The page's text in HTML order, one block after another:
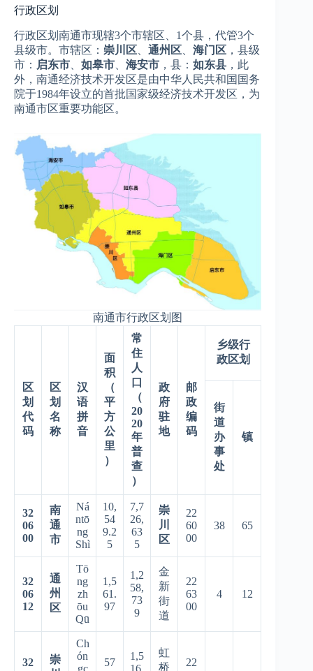
行政区划
行政区划南通市现辖3个市辖区、1个县，代管3个
县级市。市辖区： 崇川区 通州区 海门区 ，县级
市： 启东市 如皋市 海安市 ，县： 如东县 ，此
外，南通经济技术开发区是由中华人民共和国国务
院于1984年设立的首批国家级经济技术开发区，为
南通市区重要功能区。
南通市行政区划图
区
划
代
码
区
划
名
称
汉
语
拼
音
面
积
（
平
方
公
里
）
常
住
人
口
（
20
20
年
普
查
）
政
府
驻
地
邮
政
编
码
乡级行
政区划
街
道
办
事
处
镇
32
06
00
南
通
市
Ná
ntō
ng
Shì
10,
54
9.2
5
7,7
26,
63
5
崇
川
区
22
60
00
38 65
32
06
12
通
州
区
Tō
ng
zh
ōu
Qū
1,5
61.
97
1,2
58,
73
9
金
新
街
道
22
63
00
4 12
32
崇
Ch
ón
57
1,5
虹
桥
22